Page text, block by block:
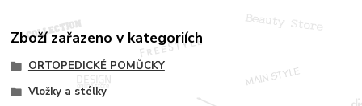
Zboží zařazeno v kategoriích
ORTOPEDICKÉ POMŮCKY
Vložky a stélky